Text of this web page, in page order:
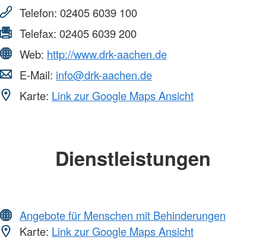
Telefon: 02405 6039 100
Telefax: 02405 6039 200
Web: http://www.drk-aachen.de
E-Mail: info@drk-aachen.de
Karte: Link zur Google Maps Ansicht
Dienstleistungen
Angebote für Menschen mit Behinderungen
Karte: Link zur Google Maps Ansicht